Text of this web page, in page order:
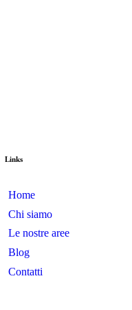
Links
Home
Chi siamo
Le nostre aree
Blog
Contatti